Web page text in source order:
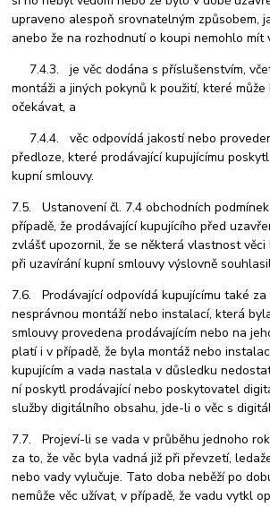
upraveno alespoň srovnatelným způsobem,
anebo že na rozhodnutí o koupi nemohlo mít
7.4.3. je věc dodána s příslušenstvím,
montáži a jiných pokynů k použití, které může
očekávat, a
7.4.4. věc odpovídá jakostí nebo
předloze, které prodávající kupujícímu
kupní smlouvy.
7.5. Ustanovení čl. 7.4 obchodních
případě, že prodávající kupujícího před
zvlášť upozornil, že se některá vlastnost věci
při uzavírání kupní smlouvy výslovně
7.6. Prodávající odpovídá kupujícímu také
nesprávnou montáží nebo instalací, která
smlouvy provedena prodávajícím nebo na
platí i v případě, že byla montáž nebo
kupujícím a vada nastala v důsledku
ní poskytl prodávající nebo poskytovatel
služby digitálního obsahu, jde-li o věc s
7.7. Projeví-li se vada v průběhu jednoho
za to, že věc byla vadná již při převzetí,
nebo vady vylučuje. Tato doba neběží po
nemůže věc užívat, v případě, že vadu vytkl